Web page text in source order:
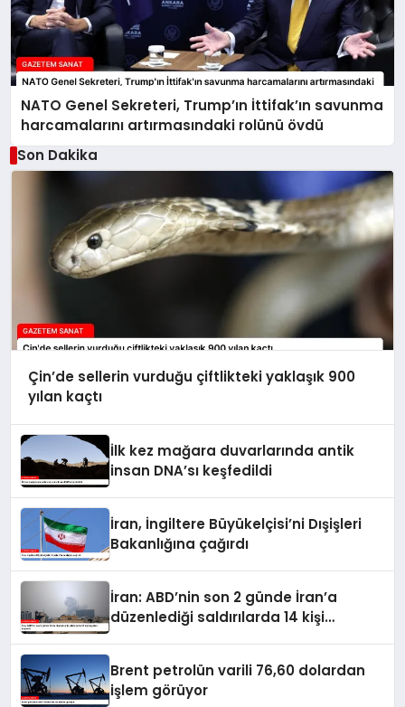
NATO Genel Sekreteri, Trump’ın İttifak’ın savunma
harcamalarını artırmasındaki rolünü övdü
Son Dakika
Çin’de sellerin vurduğu çiftlikteki yaklaşık 900
yılan kaçtı
İlk kez mağara duvarlarında antik
insan DNA’sı keşfedildi
İran, İngiltere Büyükelçisi’ni Dışişleri
Bakanlığına çağırdı
İran: ABD’nin son 2 günde İran’a
düzenlediği saldırılarda 14 kişi
Brent petrolün varili 76,60 dolardan
işlem görüyor